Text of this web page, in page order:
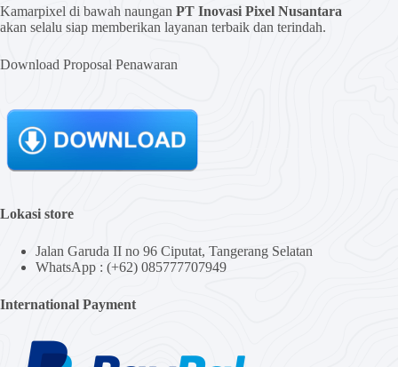
Kamarpixel di bawah naungan PT Inovasi Pixel Nusantara
akan selalu siap memberikan layanan terbaik dan terindah.
Download Proposal Penawaran
Lokasi store
Jalan Garuda II no 96 Ciputat, Tangerang Selatan
WhatsApp : (+62) 085777707949
International Payment